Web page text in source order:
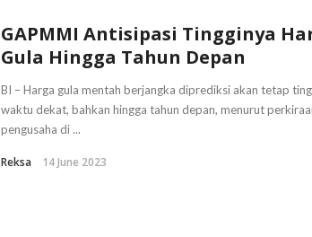
GAPMMI Antisipasi Tingginya
Gula Hingga Tahun Depan
BI – Harga gula mentah berjangka diprediksi akan tetap
waktu dekat, bahkan hingga tahun depan, menurut
pengusaha di ...
Reksa 14 June 2023